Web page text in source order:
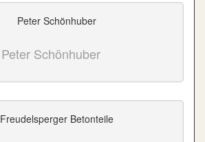
Peter Schönhuber